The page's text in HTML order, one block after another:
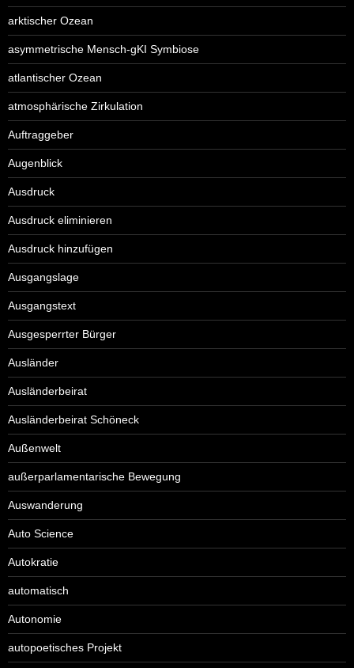
arktischer Ozean
asymmetrische Mensch-gKI Symbiose
atlantischer Ozean
atmosphärische Zirkulation
Auftraggeber
Augenblick
Ausdruck
Ausdruck eliminieren
Ausdruck hinzufügen
Ausgangslage
Ausgangstext
Ausgesperrter Bürger
Ausländer
Ausländerbeirat
Ausländerbeirat Schöneck
Außenwelt
außerparlamentarische Bewegung
Auswanderung
Auto Science
Autokratie
automatisch
Autonomie
autopoetisches Projekt